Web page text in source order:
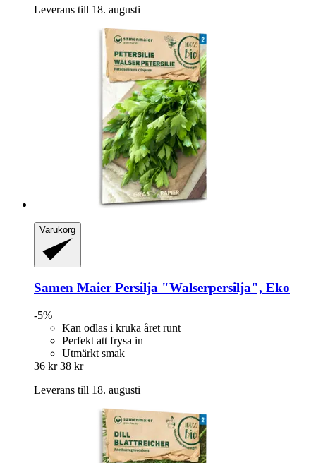
Leverans till 18. augusti
Varukorg
Samen Maier Persilja "Walserpersilja", Eko
-5%
Kan odlas i kruka året runt
Perfekt att frysa in
Utmärkt smak
36 kr 38 kr
Leverans till 18. augusti